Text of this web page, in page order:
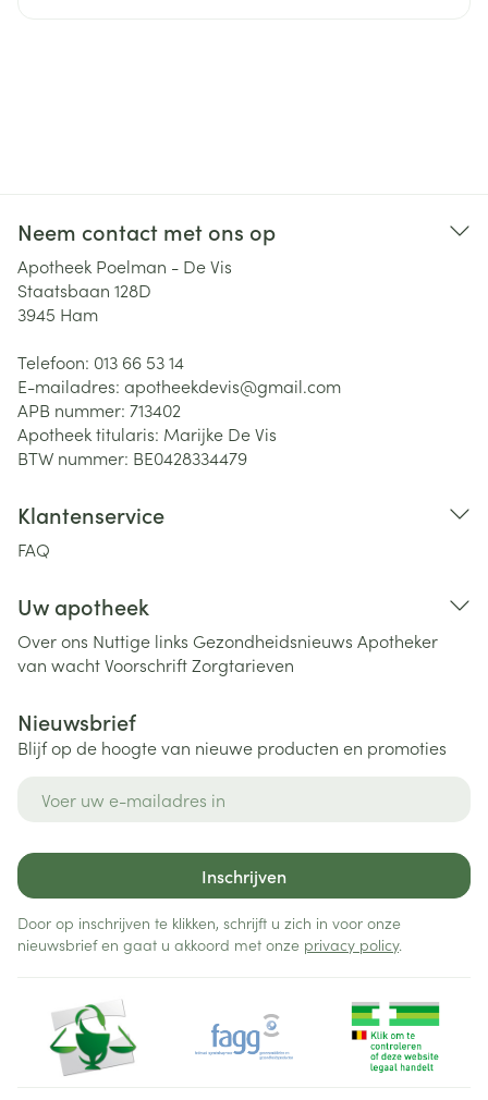
Neem contact met ons op
Apotheek Poelman - De Vis
Staatsbaan 128D
3945 Ham
Telefoon: 013 66 53 14
E-mailadres: apotheekdevis@gmail.com
APB nummer: 713402
Apotheek titularis: Marijke De Vis
BTW nummer: BE0428334479
Klantenservice
FAQ
Uw apotheek
Over ons Nuttige links Gezondheidsnieuws Apotheker
van wachtVoorschriftZorgtarieven
Nieuwsbrief
Blijf op de hoogte van nieuwe producten en promoties
Inschrijven
Door op inschrijven te klikken, schrijft u zich in voor onze
nieuwsbrief en gaat u akkoord met onze privacy policy.